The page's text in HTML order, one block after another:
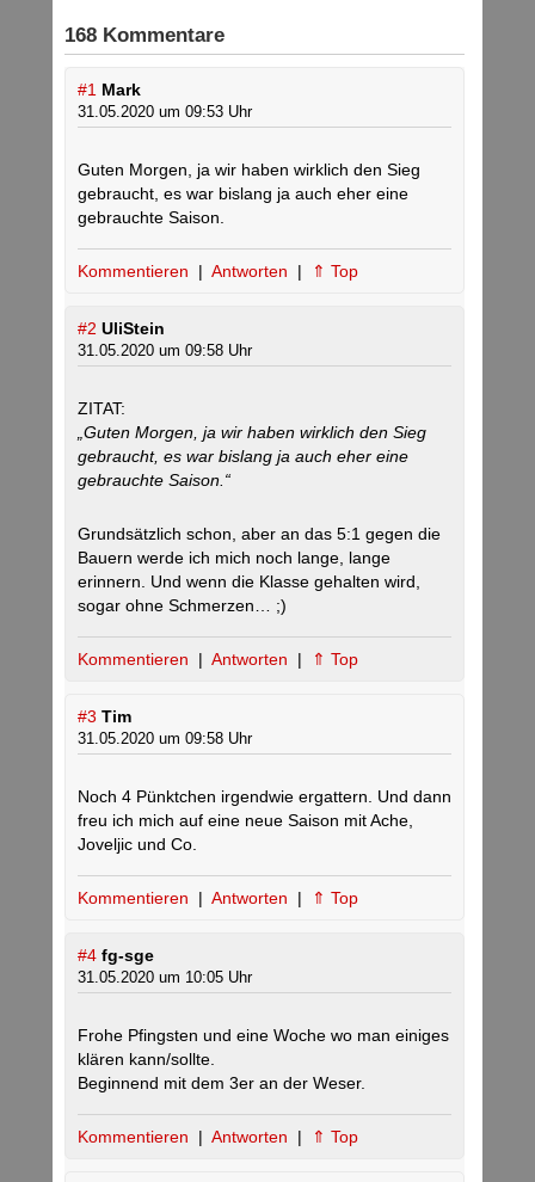
168 Kommentare
#1 Mark
31.05.2020 um 09:53 Uhr
Guten Morgen, ja wir haben wirklich den Sieg
gebraucht, es war bislang ja auch eher eine
gebrauchte Saison.
Kommentieren | Antworten | ⇑ Top
#2 UliStein
31.05.2020 um 09:58 Uhr
ZITAT:
„Guten Morgen, ja wir haben wirklich den Sieg
gebraucht, es war bislang ja auch eher eine
gebrauchte Saison.“
Grundsätzlich schon, aber an das 5:1 gegen die
Bauern werde ich mich noch lange, lange
erinnern. Und wenn die Klasse gehalten wird,
sogar ohne Schmerzen… ;)
Kommentieren | Antworten | ⇑ Top
#3 Tim
31.05.2020 um 09:58 Uhr
Noch 4 Pünktchen irgendwie ergattern. Und dann
freu ich mich auf eine neue Saison mit Ache,
Joveljic und Co.
Kommentieren | Antworten | ⇑ Top
#4 fg-sge
31.05.2020 um 10:05 Uhr
Frohe Pfingsten und eine Woche wo man einiges
klären kann/sollte.
Beginnend mit dem 3er an der Weser.
Kommentieren | Antworten | ⇑ Top